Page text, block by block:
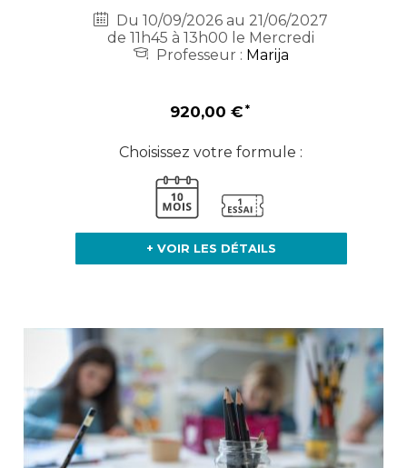
Du 10/09/2026 au 21/06/2027
de 11h45 à 13h00 le Mercredi
Professeur : Marija
920,00 €
Choisissez votre formule :
+ VOIR LES DÉTAILS